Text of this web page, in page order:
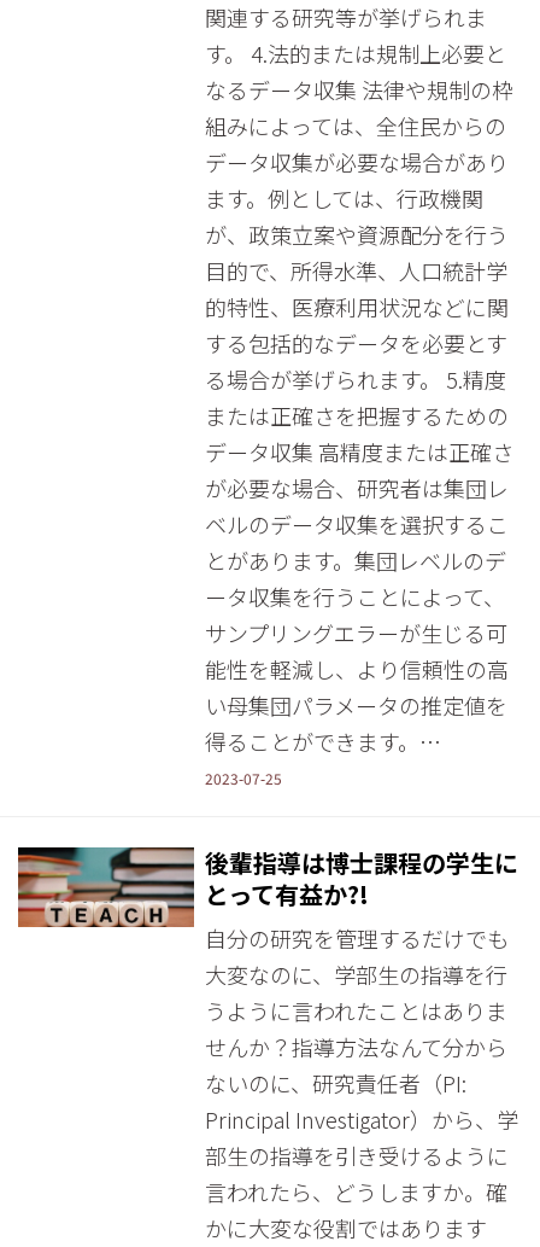
関連する研究等が挙げられま
す。 4.法的または規制上必要と
なるデータ収集 法律や規制の枠
組みによっては、全住民からの
データ収集が必要な場合があり
ます。例としては、行政機関
が、政策立案や資源配分を行う
目的で、所得水準、人口統計学
的特性、医療利用状況などに関
する包括的なデータを必要とす
る場合が挙げられます。 5.精度
または正確さを把握するための
データ収集 高精度または正確さ
が必要な場合、研究者は集団レ
ベルのデータ収集を選択するこ
とがあります。集団レベルのデ
ータ収集を行うことによって、
サンプリングエラーが生じる可
能性を軽減し、より信頼性の高
い母集団パラメータの推定値を
得ることができます。…
2023-07-25
後輩指導は博士課程の学生に
とって有益か?!
自分の研究を管理するだけでも
大変なのに、学部生の指導を行
うように言われたことはありま
せんか？指導方法なんて分から
ないのに、研究責任者（PI:
Principal Investigator）から、学
部生の指導を引き受けるように
言われたら、どうしますか。確
かに大変な役割ではあります